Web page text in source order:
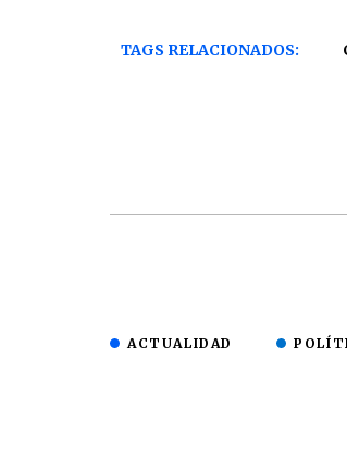
TAGS RELACIONADOS:
ACTUALIDAD